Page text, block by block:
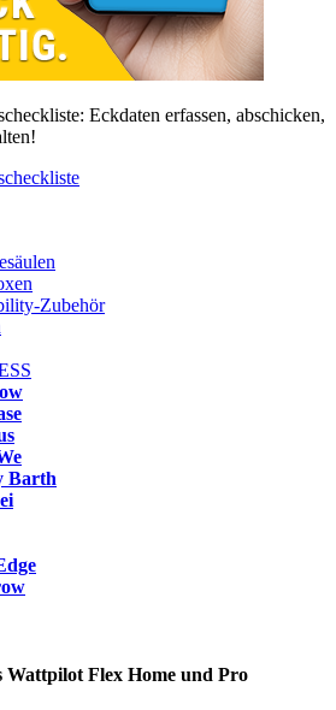
Eckdaten erfassen, abschicken,
Zubehör
Barth
Wattpilot Flex Home und Pro